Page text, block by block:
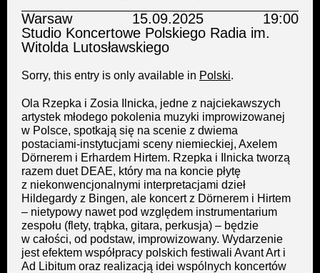
Warsaw 15.09.2025
19:00
Studio Koncertowe Polskiego Radia im.
Witolda Lutosławskiego
Sorry, this entry is only available in Polski.
Ola Rzepka i Zosia Ilnicka, jedne z najciekawszych
artystek młodego pokolenia muzyki improwizowanej
w Polsce, spotkają się na scenie z dwiema
postaciami-instytucjami sceny niemieckiej, Axelem
Dörnerem i Erhardem Hirtem. Rzepka i Ilnicka tworzą
razem duet DEAE, który ma na koncie płytę
z niekonwencjonalnymi interpretacjami dzieł
Hildegardy z Bingen, ale koncert z Dörnerem i Hirtem
– nietypowy nawet pod względem instrumentarium
zespołu (flety, trąbka, gitara, perkusja) – będzie
w całości, od podstaw, improwizowany. Wydarzenie
jest efektem współpracy polskich festiwali Avant Art i
Ad Libitum oraz realizacją idei wspólnych koncertów